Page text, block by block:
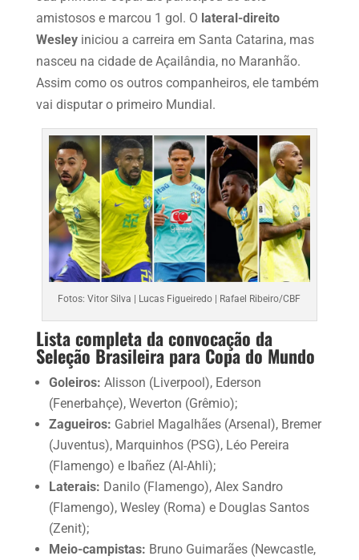
amistosos e marcou 1 gol. O lateral-direito
Wesleyiniciou a carreira em Santa Catarina, mas
nasceu na cidade de Açailândia, no Maranhão.
Assim como os outros companheiros, ele também
vai disputar o primeiro Mundial.
Fotos: Vitor Silva | Lucas Figueiredo | Rafael Ribeiro/CBF
Lista completa da convocação da
Seleção Brasileira para Copa do Mundo
Goleiros: Alisson (Liverpool), Ederson
(Fenerbahçe), Weverton (Grêmio);
Zagueiros: Gabriel Magalhães (Arsenal), Bremer
(Juventus), Marquinhos (PSG), Léo Pereira
(Flamengo) e Ibañez (Al-Ahli);
Laterais: Danilo (Flamengo), Alex Sandro
(Flamengo), Wesley (Roma) e Douglas Santos
(Zenit);
Meio-campistas: Bruno Guimarães (Newcastle,